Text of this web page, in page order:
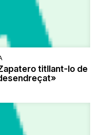
titllant-lo de